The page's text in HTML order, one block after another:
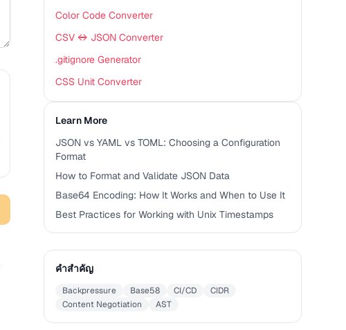
Color Code Converter
CSV ↔ JSON Converter
.gitignore Generator
CSS Unit Converter
Learn More
JSON vs YAML vs TOML: Choosing a Configuration
Format
How to Format and Validate JSON Data
Base64 Encoding: How It Works and When to Use It
Best Practices for Working with Unix Timestamps
คำสำคัญ
Backpressure Base58 CI/CD
CIDR
Content Negotiation
AST